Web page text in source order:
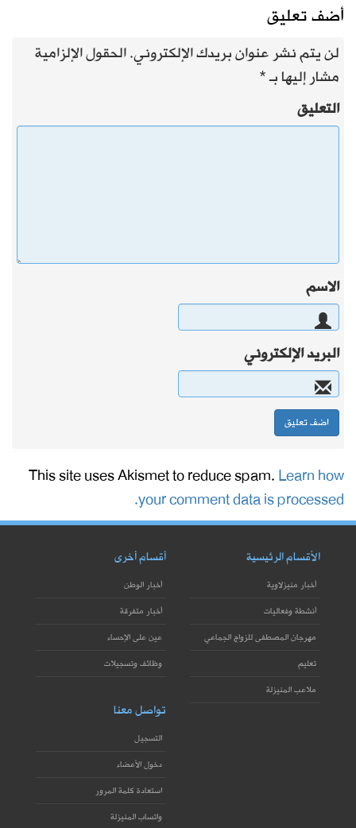
أضف تعليق
لن يتم نشر عنوان بريدك الإلكتروني.الحقول الإلزامية
مشار إليها بـ*
التعليق
الاسم
البريد الإلكتروني
This site uses Akismet to reduce spam.Learn how
your comment data is processed.
الأقسام الرئيسية
أخبار منيزلاوية
أنشطة وفعاليات
مهرجان المصطفى للزواج الجماعي
تعليم
ملاعب المنيزلة
أقسام أخرى
أخبار الوطن
أخبار متفرقة
عين على الإحساء
وظائف وتسجيلات
تواصل معنا
التسجيل
دخول الأعضاء
استعادة كلمة المرور
واتساب المنيزلة